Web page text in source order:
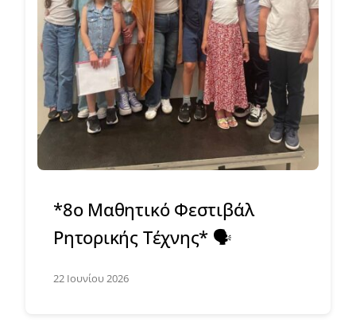
*8ο Μαθητικό Φεστιβάλ
Ρητορικής Τέχνης* 🗣️
22 Ιουνίου 2026